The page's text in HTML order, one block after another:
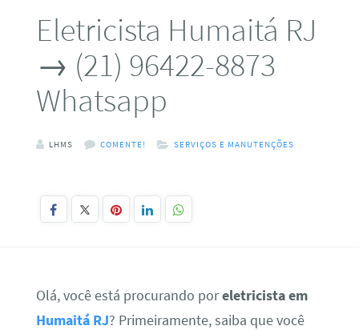
Eletricista Humaitá RJ
→ (21) 96422-8873
Whatsapp
LHMS COMENTE! SERVIÇOS E MANUTENÇÕES
Olá, você está procurando poreletricista em
Humaitá RJ? Primeiramente, saiba que você